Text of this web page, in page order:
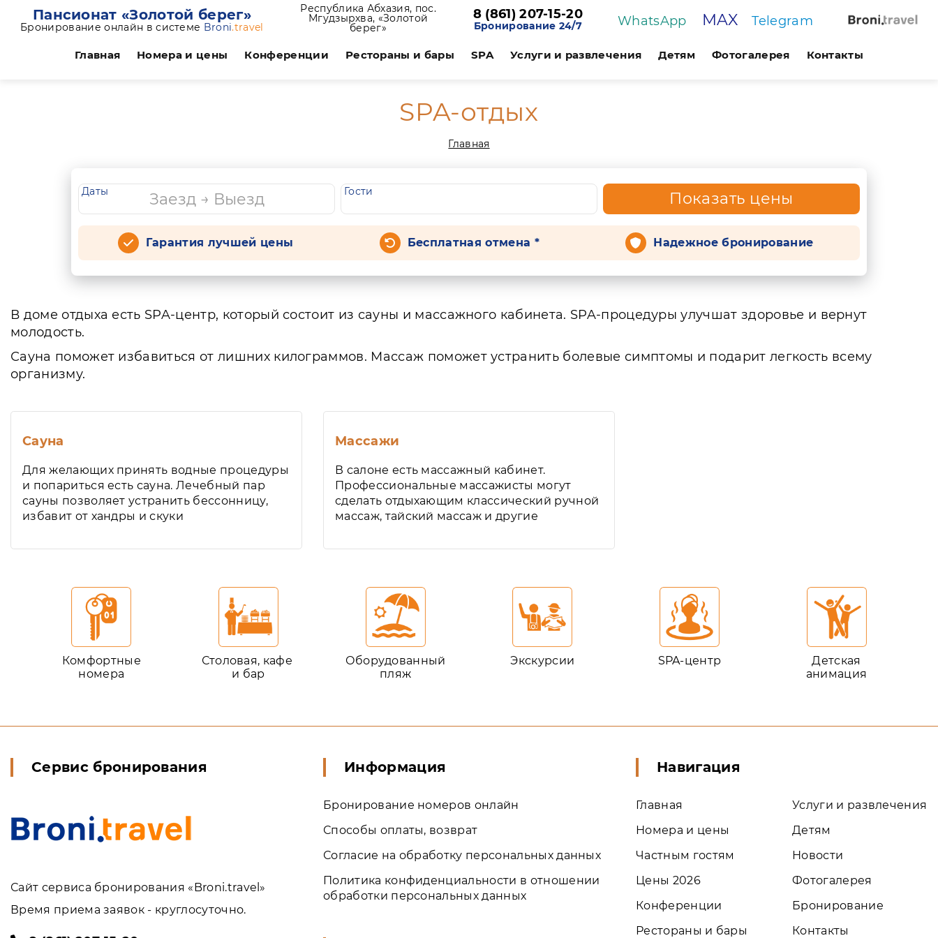
Пансионат «Золотой берег»
Бронирование онлайн в системе Broni.travel
Республика Абхазия, пос.
Мгудзырхва, «Золотой
берег»
8 (861) 207-15-20
Бронирование 24/7 WhatsApp MAX Telegram
Главная Номера и цены Конференции Рестораны и бары SPA Услуги и развлечения Детям Фотогалерея Контакты
SPA-отдых
Главная
Даты Гости Показать цены
Гарантия лучшей цены Бесплатная отмена * Надежное бронирование
В доме отдыха есть SPA-центр, который состоит из сауны и массажного кабинета. SPA-процедуры улучшат здоровье и вернут
молодость.
Сауна поможет избавиться от лишних килограммов. Массаж поможет устранить болевые симптомы и подарит легкость всему
организму.
Сауна
Для желающих принять водные процедуры
и попариться есть сауна. Лечебный пар
сауны позволяет устранить бессонницу,
избавит от хандры и скуки
Массажи
В салоне есть массажный кабинет.
Профессиональные массажисты могут
сделать отдыхающим классический ручной
массаж, тайский массаж и другие
Комфортные
номера
Столовая, кафе
и бар
Оборудованный
пляж
Экскурсии SPA-центр
Детская
анимация
Сервис бронирования
Сайт сервиса бронирования «Broni.travel»
Время приема заявок - круглосуточно.
Информация
Бронирование номеров онлайн
Способы оплаты, возврат
Согласие на обработку персональных данных
Политика конфиденциальности в отношении
обработки персональных данных
Навигация
Главная
Номера и цены
Частным гостям
Цены 2026
Конференции
Рестораны и бары
Услуги и развлечения
Детям
Новости
Фотогалерея
Бронирование
Контакты